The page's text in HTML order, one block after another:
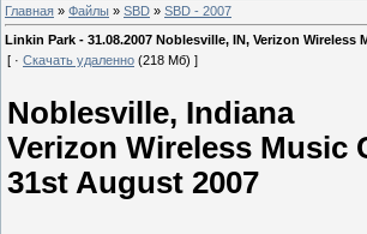
Главная » Файлы » SBD » SBD - 2007
Linkin Park - 31.08.2007 Noblesville, IN, Verizon
[ · Скачать удаленно (218 Мб) ]
Noblesville, Indiana
Verizon Wireless Music
31st August 2007